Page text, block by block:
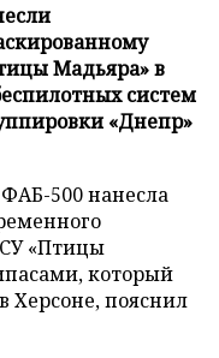
Мадьяра» в
систем
«Днепр»
500 нанесла
«Птицы
который
Херсоне, пояснил